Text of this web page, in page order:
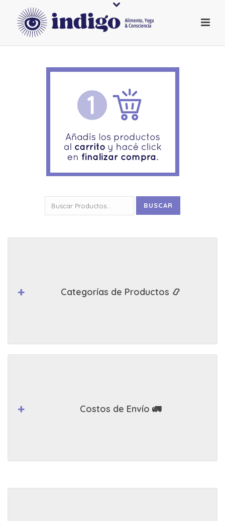
por:
BUSCAR
Categorías de Productos 📿
Costos de Envío 🚛